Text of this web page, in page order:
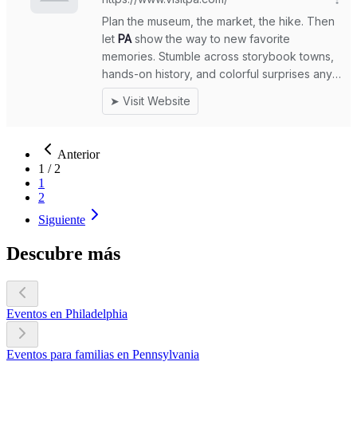
Anterior
1 / 2
1
2
Siguiente
Descubre más
Eventos en Philadelphia
Eventos para familias en Pennsylvania